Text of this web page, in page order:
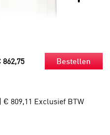
862,75 Bestellen
| € 809,11 Exclusief BTW